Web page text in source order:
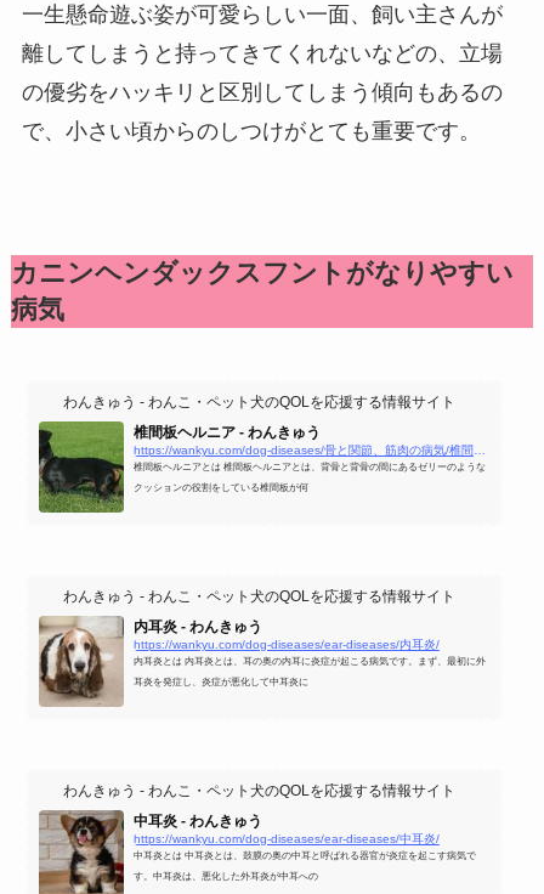
一生懸命遊ぶ姿が可愛らしい一面、飼い主さんが
離してしまうと持ってきてくれないなどの、立場
の優劣をハッキリと区別してしまう傾向もあるの
で、小さい頃からのしつけがとても重要です。
カニンヘンダックスフントがなりやすい
病気
わんきゅう - わんこ・ペット犬のQOLを応援する情報サイト
椎間板ヘルニア - わんきゅう
椎間板ヘルニアとは 椎間板ヘルニアとは、背骨と背骨の間にあるゼリーのような
クッションの役割をしている椎間板が何
わんきゅう - わんこ・ペット犬のQOLを応援する情報サイト
内耳炎 - わんきゅう
https://wankyu.com/dog-diseases/ear-diseases/内耳炎/
内耳炎とは 内耳炎とは、耳の奥の内耳に炎症が起こる病気です。まず、最初に外
耳炎を発症し、炎症が悪化して中耳炎に
わんきゅう - わんこ・ペット犬のQOLを応援する情報サイト
中耳炎 - わんきゅう
https://wankyu.com/dog-diseases/ear-diseases/中耳炎/
中耳炎とは 中耳炎とは、鼓膜の奥の中耳と呼ばれる器官が炎症を起こす病気で
す。中耳炎は、悪化した外耳炎が中耳への